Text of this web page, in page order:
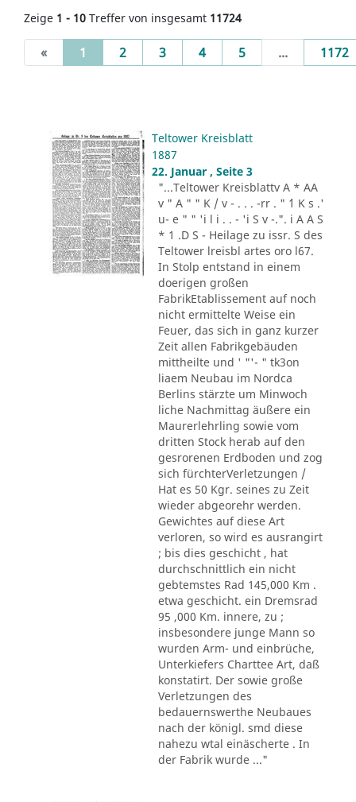
Zeige 1 - 10 Treffer von insgesamt 11724
« 1 (current)
2 3 4 5 ... 1172
Teltower Kreisblatt
1887
22. Januar , Seite 3
"...Teltower Kreisblattv A * AA
v " A " " K / v - . . . -rr . " ´1 K s .'
u- e " " 'i l i . . - 'i S v -.". i A A S
* 1 .D S - Heilage zu issr. S des
Teltower lreisbl artes oro l67.
In Stolp entstand in einem
doerigen großen
FabrikEtablissement auf noch
nicht ermittelte Weise ein
Feuer, das sich in ganz kurzer
Zeit allen Fabrikgebäuden
mittheilte und ' "'- " tk3on
liaem Neubau im Nordca
Berlins stärzte um Minwoch
liche Nachmittag äußere ein
Maurerlehrling sowie vom
dritten Stock herab auf den
gesrorenen Erdboden und zog
sich fürchterVerletzungen /
Hat es 50 Kgr. seines zu Zeit
wieder abgeorehr werden.
Gewichtes auf diese Art
verloren, so wird es ausrangirt
; bis dies geschicht , hat
durchschnittlich ein nicht
gebtemstes Rad 145,000 Km .
etwa geschicht. ein Dremsrad
95 ,000 Km. innere, zu ;
insbesondere junge Mann so
wurden Arm- und einbrüche,
Unterkiefers Charttee Art, daß
konstatirt. Der sowie große
Verletzungen des
bedauernswerthe Neubaues
nach der königl. smd diese
nahezu wtal einäscherte . In
der Fabrik wurde ..."